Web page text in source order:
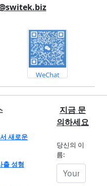
WeChat
새로운
출 성형
지금 문
의하세요
당신의 이
름: